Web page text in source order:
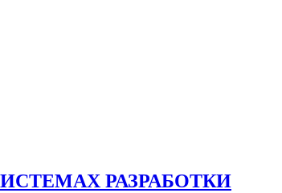
РАЗРАБОТКИ